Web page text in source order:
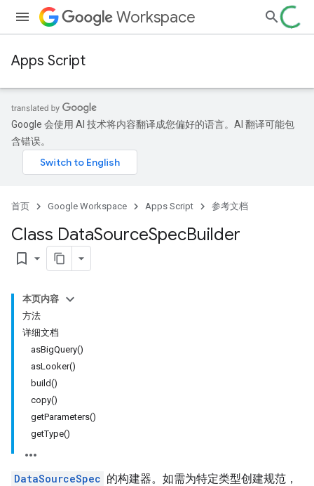
Workspace
Apps Script
Google 会使用 AI 技术将内容翻译成您偏好的语言。AI 翻译可能包
含错误。
首页 Google Workspace Apps Script 参考文档
Class DataSourceSpecBuilder
bookmark_border
本页内容
方法
详细文档
asBigQuery()
asLooker()
build()
copy()
getParameters()
getType()
DataSourceSpec 的构建器。如需为特定类型创建规范，